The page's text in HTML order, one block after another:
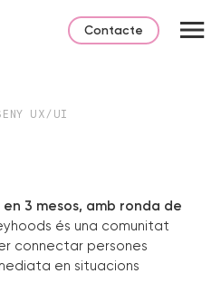
Contacte
UX/UI
3 mesos, amb ronda de
és una comunitat
connectar persones
en situacions